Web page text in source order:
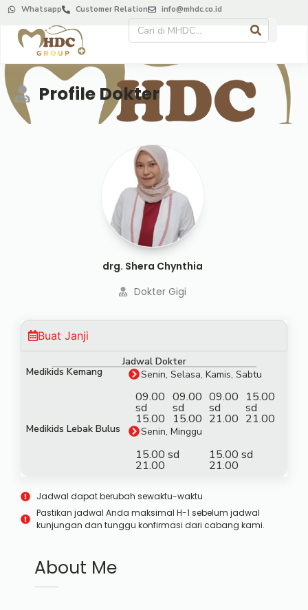
Whatsapp Customer Relation info@mhdc.co.id
Profile Dokter
drg. Shera Chynthia
Dokter Gigi
Buat Janji
Jadwal Dokter
Medikids Kemang Senin, Selasa, Kamis, Sabtu
09.00
sd
15.00
09.00
sd
15.00
09.00
sd
21.00
15.00
sd
21.00
Medikids Lebak Bulus Senin, Minggu
15.00 sd
21.00
15.00 sd
21.00
Jadwal dapat berubah sewaktu-waktu
Pastikan jadwal Anda maksimal H-1 sebelum jadwal
kunjungan dan tunggu konfirmasi dari cabang kami.
About Me